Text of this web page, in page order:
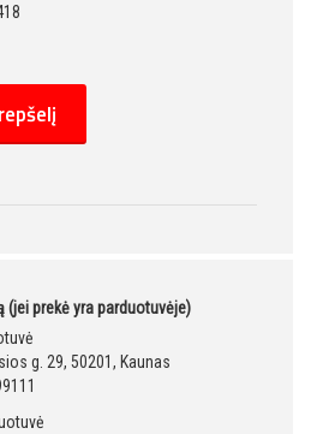
prekė yra parduotuvėje)
g. 29, 50201, Kaunas